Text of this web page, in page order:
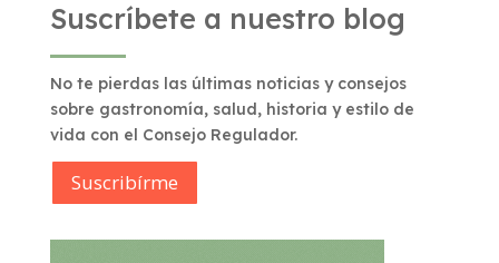
Suscríbete a nuestro blog
No te pierdas las últimas noticias y consejos
sobre gastronomía, salud, historia y estilo de
vida con el Consejo Regulador.
Suscribírme